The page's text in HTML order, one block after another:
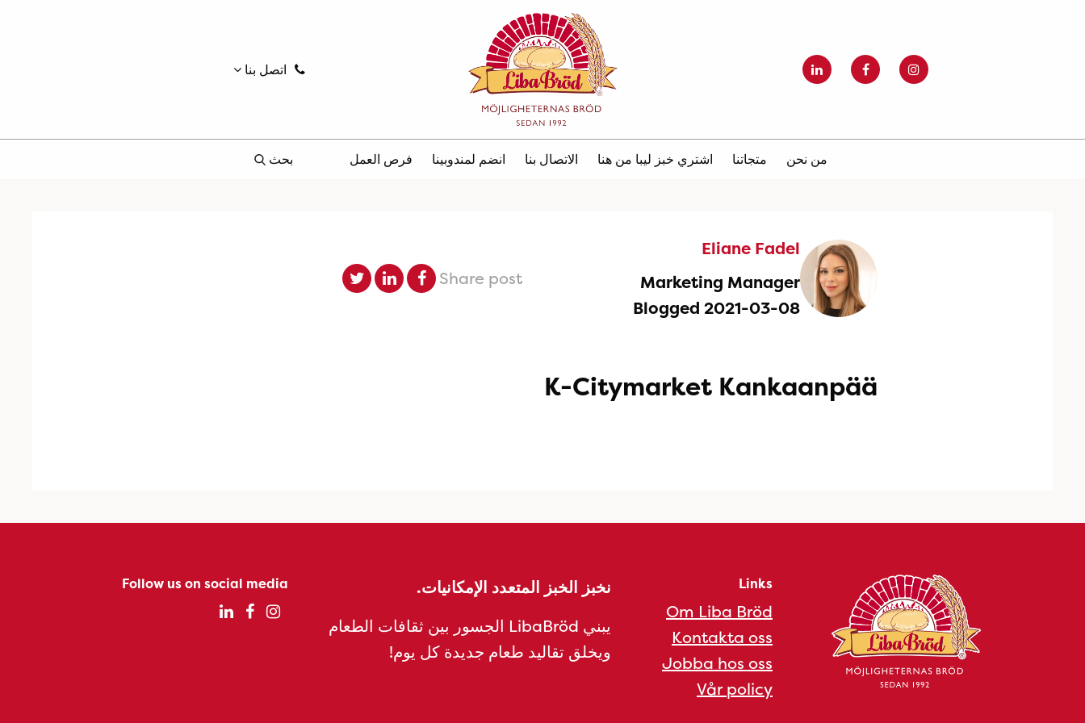
اتصل بنا
من نحن متجاتنا اشتري خبز ليبا من هنا الاتصال بنا انضم لمندوبينا فرص العمل بحث
Eliane Fadel
Marketing Manager
Blogged 2021-03-08
Share post
K-Citymarket Kankaanpää
Links
Om Liba Bröd
Kontakta oss
Jobba hos oss
Vår policy
نخبز الخبز المتعدد الإمكانيات.
يبني LibaBröd الجسور بين ثقافات الطعام
ويخلق تقاليد طعام جديدة كل يوم!
Follow us on social media